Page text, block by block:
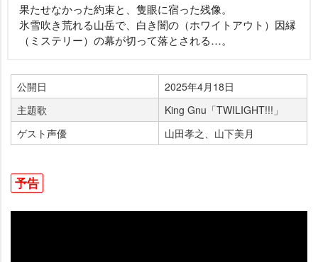
果たせなかった約束と、隻眼に宿った残像。
氷雪吹き荒れる山岳で、白き闇の（ホワイトアウト）因縁
（ミステリー）の幕が切って落とされる…。
公開日
2025年4月18日
主題歌
King Gnu「TWILIGHT!!!」
ゲスト声優
山田孝之、山下美月
予告